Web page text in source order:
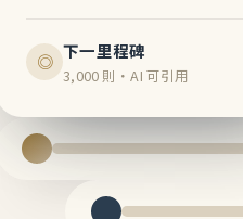
◎ 下一里程碑
3,000 則・AI 可引用